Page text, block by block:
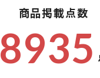
商品掲載点数
8935